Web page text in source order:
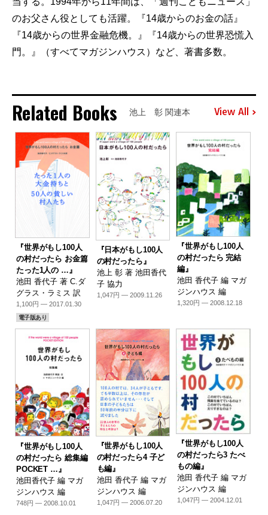
のお父さん役としても活躍。『14歳からのお金の話』
『14歳からの世界金融危機。』『14歳からの世界恐慌入
門。』（すべてマガジンハウス）など、著書多数。
Related Books 池上 彰 関連本 View All
『世界がもし100人
の村だったら お金篇
たった1人の …』
池田 香代子 著 C.ダ
グラス・ラミス 訳
1,100円 — 2017.01.30
電子版あり
『日本がもし100人
の村だったら』
池上 彰 著 池田香代
子 協力
1,047円 — 2009.11.26
『世界がもし100人
の村だったら 完結
編』
池田 香代子 編 マガ
ジンハウス 編
1,320円 — 2008.12.18
『世界がもし100人
の村だったら 総集編
POCKET …』
池田香代子 編 マガ
ジンハウス 編
748円 — 2008.10.01
『世界がもし100人
の村だったら4 子ど
も編』
池田 香代子 編 マガ
ジンハウス 編
1,047円 — 2006.07.20
『世界がもし100人
の村だったら3 たべ
もの編』
池田 香代子 編 マガ
ジンハウス 編
1,047円 — 2004.12.01